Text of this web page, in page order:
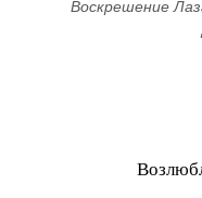
Воскрешение